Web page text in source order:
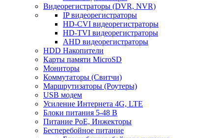
Видеорегистраторы (DVR, NVR)
IP видеорегистраторы
HD-CVI видеорегистраторы
HD-TVI видеорегистраторы
AHD видеорегистраторы
HDD Накопители
Карты памяти MicroSD
Мониторы
Коммутаторы (Свитчи)
Маршрутизаторы (Роутеры)
USB модем
Усиление Интернета 4G, LTE
Блоки питания 5-48 В
Питание PoE, Инжекторы
Бесперебойное питание